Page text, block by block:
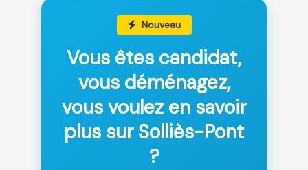
Nouveau
Vous êtes candidat,
vous déménagez,
vous voulez en savoir
plus sur Solliès-Pont
?